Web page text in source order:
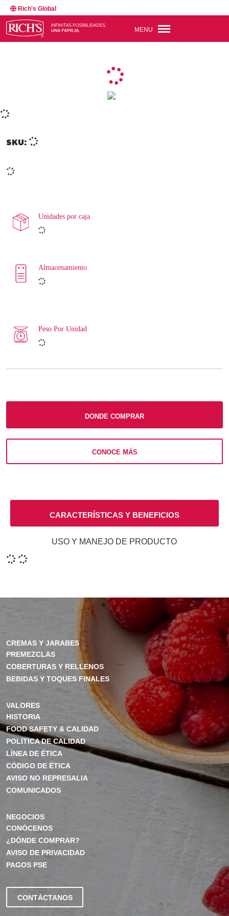
Rich's Global
MENU
SKU:
Unidades por caja
Almacenamiento
Peso Por Unidad
DONDE COMPRAR
CONOCE MÁS
CARACTERÍSTICAS Y BENEFICIOS
USO Y MANEJO DE PRODUCTO
CREMAS Y JARABES
PREMEZCLAS
COBERTURAS Y RELLENOS
BEBIDAS Y TOQUES FINALES
VALORES
HISTORIA
FOOD SAFETY & CALIDAD
POLÍTICA DE CALIDAD
LÍNEA DE ÉTICA
CÓDIGO DE ÉTICA
AVISO NO REPRESALIA
COMUNICADOS
NEGOCIOS
CONÓCENOS
¿DÓNDE COMPRAR?
AVISO DE PRIVACIDAD
PAGOS PSE
CONTÁCTANOS